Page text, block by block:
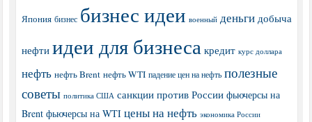
Япония бизнес бизнес идеи военный деньги добыча
нефти идеи для бизнеса кредит курс доллара
нефть нефть Brent нефть WTI падение цен на нефть полезные
советы политика США санкции против России фьючерсы на
Brent фьючерсы на WTI цены на нефть экономика России